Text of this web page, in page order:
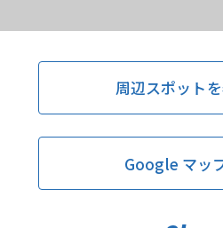
周辺スポット
Google マッ